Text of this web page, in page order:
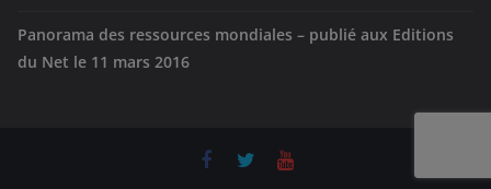
Panorama des ressources mondiales – publié aux Editions
du Net le 11 mars 2016